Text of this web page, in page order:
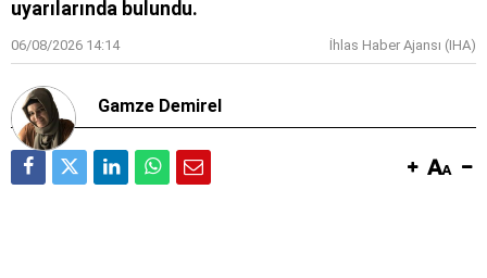
uyarılarında bulundu.
06/08/2026 14:14 İhlas Haber Ajansı (IHA)
Gamze Demirel